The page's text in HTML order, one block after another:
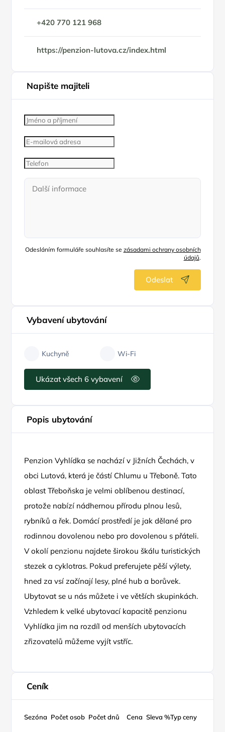
+420 770 121 968
https://penzion-lutova.cz/index.html
Napište majiteli
Odesláním formuláře souhlasíte se zásadami ochrany osobních
údajů.
Odeslat
Vybavení ubytování
Kuchyně Wi-Fi
Ukázat všech 6 vybavení
Popis ubytování
Penzion Vyhlídka se nachází v Jižních Čechách, v
obci Lutová, která je částí Chlumu u Třeboně. Tato
oblast Třeboňska je velmi oblíbenou destinací,
protože nabízí nádhernou přírodu plnou lesů,
rybníků a řek. Domácí prostředí je jak dělané pro
rodinnou dovolenou nebo pro dovolenou s přáteli.
V okolí penzionu najdete širokou škálu turistických
stezek a cyklotras. Pokud preferujete pěší výlety,
hned za vsí začínají lesy, plné hub a borůvek.
Ubytovat se u nás můžete i ve větších skupinkách.
Vzhledem k velké ubytovací kapacitě penzionu
Vyhlídka jim na rozdíl od menších ubytovacích
zřizovatelů můžeme vyjít vstříc.
Ceník
Sezóna Počet osob Počet dnů Cena Sleva %Typ ceny